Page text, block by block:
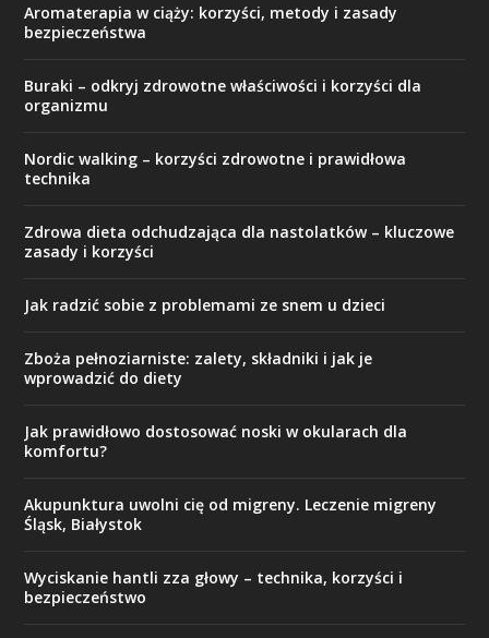
Aromaterapia w ciąży: korzyści, metody i zasady
bezpieczeństwa
Buraki – odkryj zdrowotne właściwości i korzyści dla
organizmu
Nordic walking – korzyści zdrowotne i prawidłowa
technika
Zdrowa dieta odchudzająca dla nastolatków – kluczowe
zasady i korzyści
Jak radzić sobie z problemami ze snem u dzieci
Zboża pełnoziarniste: zalety, składniki i jak je
wprowadzić do diety
Jak prawidłowo dostosować noski w okularach dla
komfortu?
Akupunktura uwolni cię od migreny. Leczenie migreny
Śląsk, Białystok
Wyciskanie hantli zza głowy – technika, korzyści i
bezpieczeństwo